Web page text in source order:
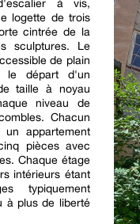
à vis,
logette de trois
cintrée de la
sculptures. Le
de plain
le départ d'un
taille à noyau
niveau de
Chacun
appartement
pièces avec
Chaque étage
intérieurs étant
typiquement
à plus de liberté